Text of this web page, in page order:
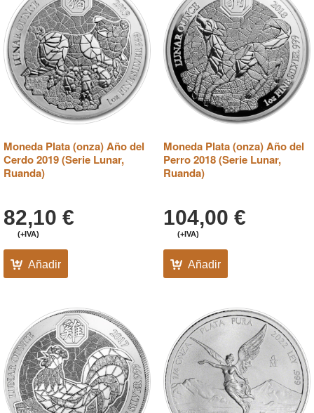
Moneda Plata (onza) Año del
Cerdo 2019 (Serie Lunar,
Ruanda)
82,10 €
(+IVA)
Añadir
Moneda Plata (onza) Año del
Perro 2018 (Serie Lunar,
Ruanda)
104,00 €
(+IVA)
Añadir